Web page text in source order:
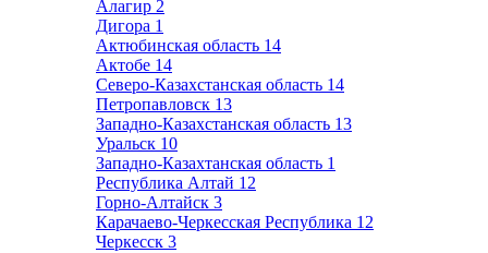
Алагир 2
Дигора 1
Актюбинская область 14
Актобе 14
Северо-Казахстанская область 14
Петропавловск 13
Западно-Казахстанская область 13
Уральск 10
Западно-Казахтанская область 1
Республика Алтай 12
Горно-Алтайск 3
Карачаево-Черкесская Республика 12
Черкесск 3